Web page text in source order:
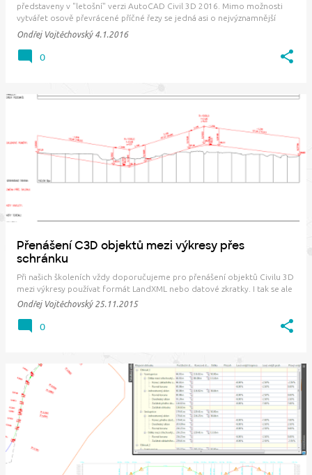
představeny v "letošní" verzi AutoCAD Civil 3D 2016. Mimo možnosti
vytvářet osově převrácené příčné řezy se jedná asi o nejvýznamnější
novinku poslední verze. Uvědomil jsem si, že jsme ji tu přesto
nevěnovali v podstatě žádn…
Ondřej Vojtěchovský 4.1.2016
0
Přenášení C3D objektů mezi výkresy přes
schránku
Při našich školeních vždy doporučujeme pro přenášení objektů Civilu 3D
mezi výkresy používat formát LandXML nebo datové zkratky. I tak se ale
poměrně často setkáváme s tím, že uživatelé schránku (clipboard)
výkresu - přeci jen zmáčk…
Ondřej Vojtěchovský 25.11.2015
0